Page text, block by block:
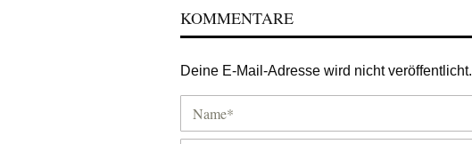
KOMMENTARE
Deine E-Mail-Adresse wird nicht veröffentlicht.